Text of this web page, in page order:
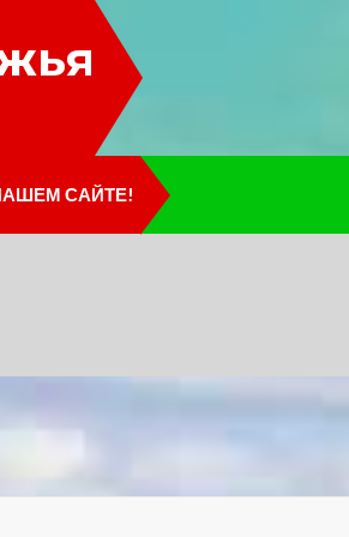
САЙТЕ!